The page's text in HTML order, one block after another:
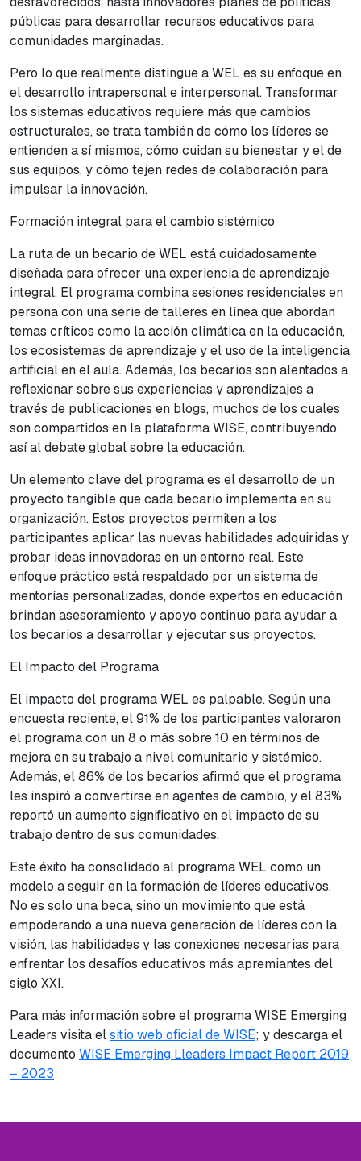
públicas para desarrollar recursos educativos para
comunidades marginadas.
Pero lo que realmente distingue a WEL es su enfoque en
el desarrollo intrapersonal e interpersonal. Transformar
los sistemas educativos requiere más que cambios
estructurales, se trata también de cómo los líderes se
entienden a sí mismos, cómo cuidan su bienestar y el de
sus equipos, y cómo tejen redes de colaboración para
impulsar la innovación.
Formación integral para el cambio sistémico
La ruta de un becario de WEL está cuidadosamente
diseñada para ofrecer una experiencia de aprendizaje
integral. El programa combina sesiones residenciales en
persona con una serie de talleres en línea que abordan
temas críticos como la acción climática en la educación,
los ecosistemas de aprendizaje y el uso de la inteligencia
artificial en el aula. Además, los becarios son alentados a
reflexionar sobre sus experiencias y aprendizajes a
través de publicaciones en blogs, muchos de los cuales
son compartidos en la plataforma WISE, contribuyendo
así al debate global sobre la educación.
Un elemento clave del programa es el desarrollo de un
proyecto tangible que cada becario implementa en su
organización. Estos proyectos permiten a los
participantes aplicar las nuevas habilidades adquiridas y
probar ideas innovadoras en un entorno real. Este
enfoque práctico está respaldado por un sistema de
mentorías personalizadas, donde expertos en educación
brindan asesoramiento y apoyo continuo para ayudar a
los becarios a desarrollar y ejecutar sus proyectos.
El Impacto del Programa
El impacto del programa WEL es palpable. Según una
encuesta reciente, el 91% de los participantes valoraron
el programa con un 8 o más sobre 10 en términos de
mejora en su trabajo a nivel comunitario y sistémico.
Además, el 86% de los becarios afirmó que el programa
les inspiró a convertirse en agentes de cambio, y el 83%
reportó un aumento significativo en el impacto de su
trabajo dentro de sus comunidades.
Este éxito ha consolidado al programa WEL como un
modelo a seguir en la formación de líderes educativos.
No es solo una beca, sino un movimiento que está
empoderando a una nueva generación de líderes con la
visión, las habilidades y las conexiones necesarias para
enfrentar los desafíos educativos más apremiantes del
siglo XXI.
Para más información sobre el programa WISE Emerging
Leaders visita elsitio web oficial de WISE; y descarga el
documento WISE Emerging Lleaders Impact Report 2019
– 2023